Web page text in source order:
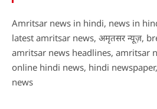
Amritsar news in hindi, news in
latest amritsar news, अमृतसर न्यूज़,
amritsar news headlines, amritsar
online hindi news, hindi
news